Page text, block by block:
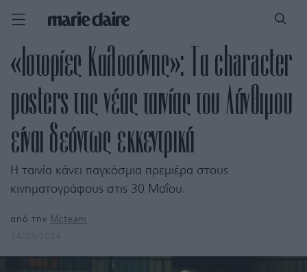
«Ιστορίες Καλοσύνης»: Τα character
posters της νέας ταινίας του Λάνθιμου
είναι δεόντως εκκεντρικά
Η ταινία κάνει παγκόσμια πρεμιέρα στους
κινηματογράφους στις 30 Μαΐου.
από την Mcteam